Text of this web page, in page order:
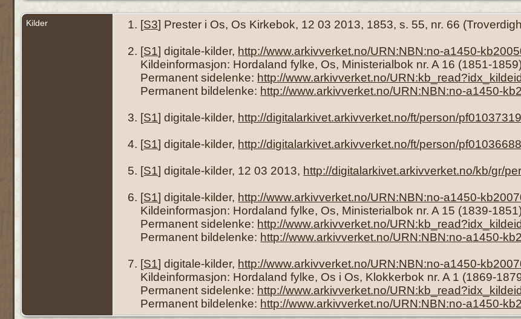
Kilder [S3] Prester i Os, Os Kirkebok, 12 03 2013, 1853, s. 55, nr. 66
[S1] digitale-kilder, http://www.arkivverket.no/URN:NBN:no-a1450-
Kildeinformasjon: Hordaland fylke, Os, Ministerialbok nr. A 16 (1851-
Permanent sidelenke: http://www.arkivverket.no/
Permanent bildelenke: http://www.arkivverket.no/URN:NBN:no-a1450-
[S1] digitale-kilder, http://digitalarkivet.arkivverket.no/ft/person/
[S1] digitale-kilder, http://digitalarkivet.arkivverket.no/ft/person/
[S1] digitale-kilder, 12 03 2013, http://digitalarkivet.arkivverket.no/kb/gr/
[S1] digitale-kilder, http://www.arkivverket.no/URN:NBN:no-a1450-
Kildeinformasjon: Hordaland fylke, Os, Ministerialbok nr. A 15 (1839-
Permanent sidelenke: http://www.arkivverket.no/
Permanent bildelenke: http://www.arkivverket.no/URN:NBN:no-a1450-
[S1] digitale-kilder, http://www.arkivverket.no/URN:NBN:no-a1450-
Kildeinformasjon: Hordaland fylke, Os i Os, Klokkerbok nr. A 1 (1869-
Permanent sidelenke: http://www.arkivverket.no/
Permanent bildelenke: http://www.arkivverket.no/URN:NBN:no-a1450-